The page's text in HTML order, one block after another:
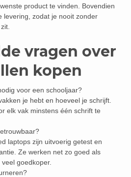
product te vinden. Bovendien
levering, zodat je nooit zonder
vragen over
kopen
voor een schooljaar?
je hebt en hoeveel je schrijft.
elk vak minstens één schrift te
laptops zijn uitvoerig getest en
Ze werken net zo goed als
goedkoper.